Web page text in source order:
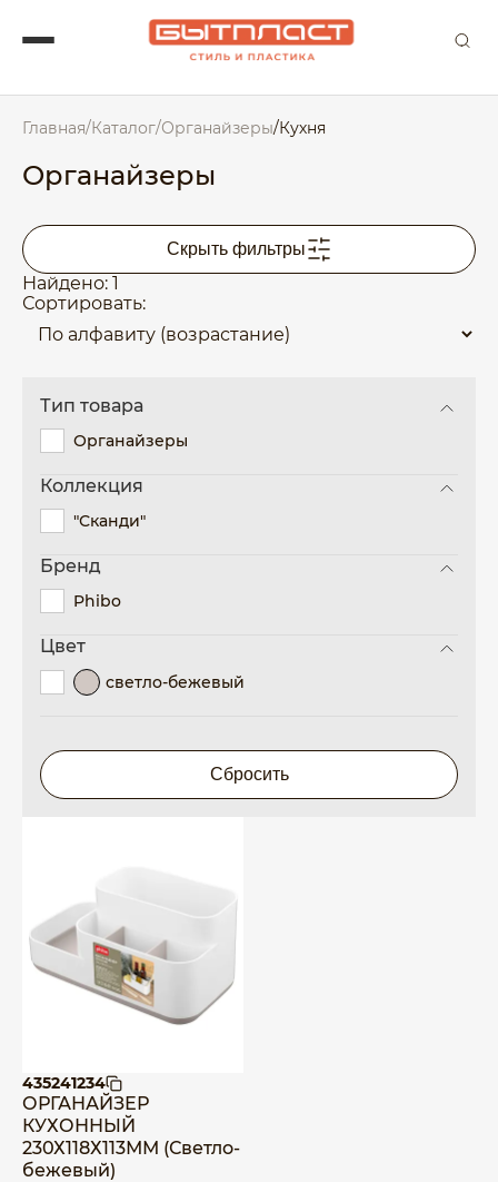
Главная/Каталог/Органайзеры/Кухня
Органайзеры
Скрыть фильтры
Найдено: 1
Сортировать:
Тип товара
Органайзеры
Коллекция
"Сканди"
Бренд
Phibo
Цвет
светло-бежевый
435241234
ОРГАНАЙЗЕР
КУХОННЫЙ
230Х118Х113ММ (Светло-
бежевый)